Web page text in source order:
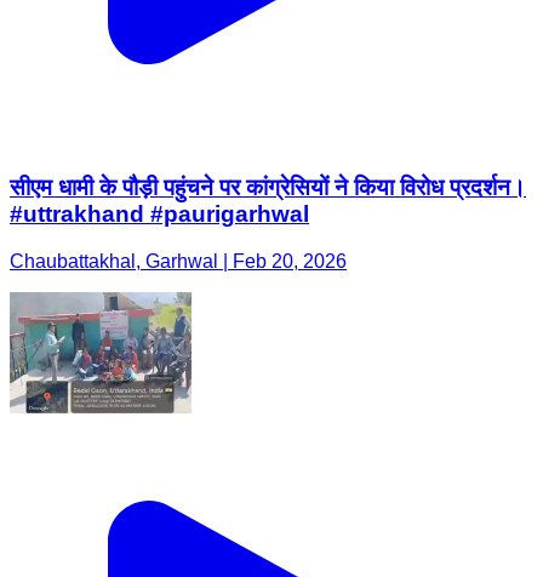
सीएम धामी के पौड़ी पहुंचने पर कांग्रेसियों ने किया विरोध प्रदर्शन।
#uttrakhand #paurigarhwal
Chaubattakhal, Garhwal | Feb 20, 2026